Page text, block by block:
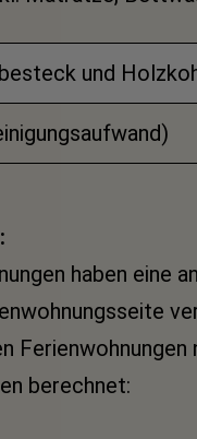
und
haben eine
berechnet: